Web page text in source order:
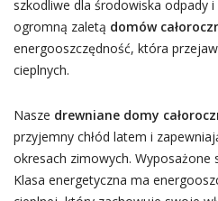
szkodliwe dla środowiska odpady
ogromną zaletą domów
energooszczędność, która
cieplnych.
Nasze drewniane domy
przyjemny chłód latem i
okresach zimowych. Wyposażone
Klasa energetyczna ma